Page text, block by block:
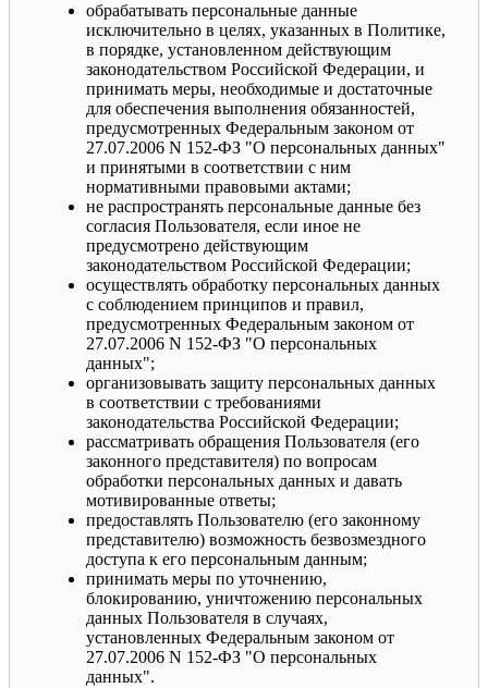
обрабатывать персональные данные
исключительно в целях, указанных в Политике,
в порядке, установленном действующим
законодательством Российской Федерации, и
принимать меры, необходимые и достаточные
для обеспечения выполнения обязанностей,
предусмотренных Федеральным законом от
27.07.2006 N 152-ФЗ "О персональных данных"
и принятыми в соответствии с ним
нормативными правовыми актами;
не распространять персональные данные без
согласия Пользователя, если иное не
предусмотрено действующим
законодательством Российской Федерации;
осуществлять обработку персональных данных
с соблюдением принципов и правил,
предусмотренных Федеральным законом от
27.07.2006 N 152-ФЗ "О персональных
данных";
организовывать защиту персональных данных
в соответствии с требованиями
законодательства Российской Федерации;
рассматривать обращения Пользователя (его
законного представителя) по вопросам
обработки персональных данных и давать
мотивированные ответы;
предоставлять Пользователю (его законному
представителю) возможность безвозмездного
доступа к его персональным данным;
принимать меры по уточнению,
блокированию, уничтожению персональных
данных Пользователя в случаях,
установленных Федеральным законом от
27.07.2006 N 152-ФЗ "О персональных
данных".